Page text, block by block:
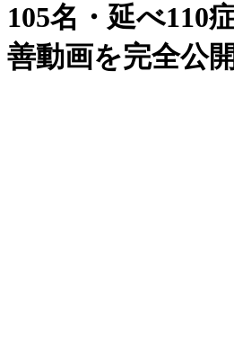
105名・延べ110
善動画を完全公開